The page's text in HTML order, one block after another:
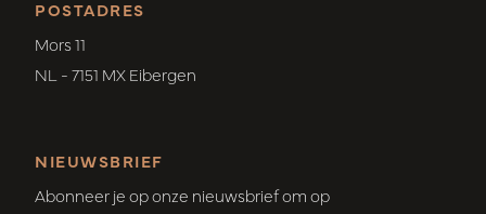
POSTADRES
Mors 11
NL - 7151 MX Eibergen
NIEUWSBRIEF
Abonneer je op onze nieuwsbrief om op